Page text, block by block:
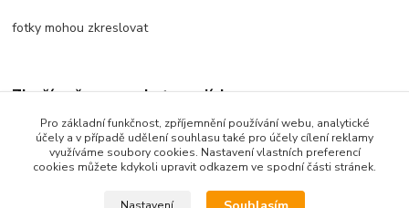
fotky mohou zkreslovat
Zboží zařazeno v kategoriích
Dětské oblečení
Dětské kalhoty
Pro základní funkčnost, zpříjemnění používání webu, analytické
účely a v případě udělení souhlasu také pro účely cílení reklamy
využíváme soubory cookies. Nastavení vlastních preferencí
cookies můžete kdykoli upravit odkazem ve spodní části stránek.